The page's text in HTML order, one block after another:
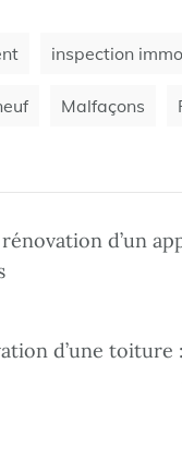
inspection
Malfaçons
d’un
d’une toiture